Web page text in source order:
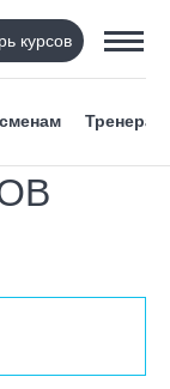
курсов
Тренерам